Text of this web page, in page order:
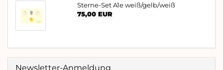
Sterne-Set A1e weiß/gelb/weiß
75,00 EUR
Newsletter-Anmeldung